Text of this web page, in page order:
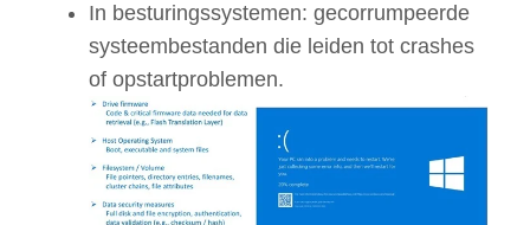
In besturingssystemen: gecorrumpeerde
systeembestanden die leiden tot crashes
of opstartproblemen.